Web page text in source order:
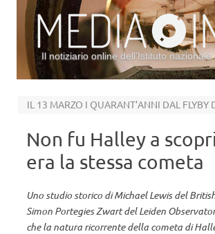
Il notiziario online dell’Istituto
Non fu Halley a
era la stessa cometa
Uno studio storico di Michael Lewis del
Simon Portegies Zwart del Leiden
che la natura ricorrente della cometa di